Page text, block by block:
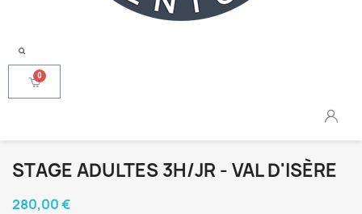
STAGE ADULTES 3H/JR - VAL D'ISÈRE
280,00 €